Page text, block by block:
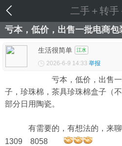
二手＋转手
亏本，低价，出售一批电商包
生活很简单 江水
2026-6-9 14:33 举报
亏本，低价，出售一批
子，珍珠棉，茶具珍珠棉盒子（
部分日用陶瓷。
有需要的，有想法的，来聊
1309 8058